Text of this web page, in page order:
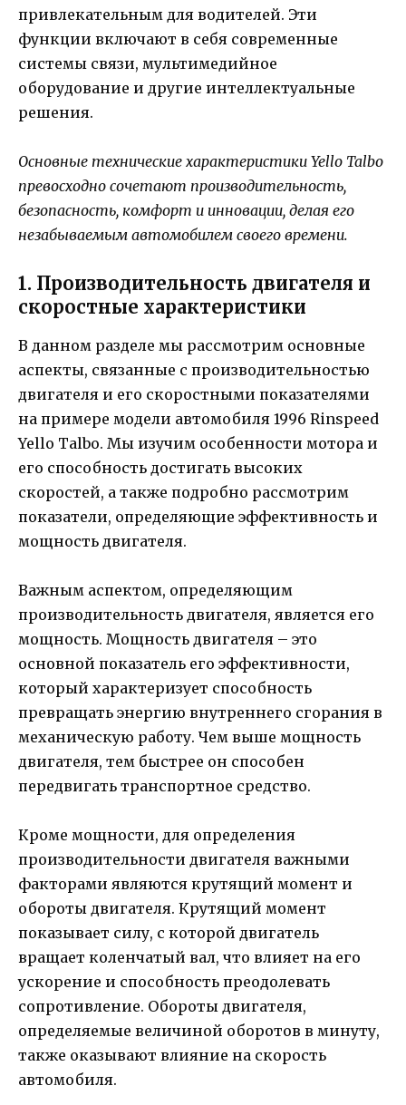
привлекательным для водителей. Эти
функции включают в себя современные
системы связи, мультимедийное
оборудование и другие интеллектуальные
решения.
Основные технические характеристики Yello Talbo
превосходно сочетают производительность,
безопасность, комфорт и инновации, делая его
незабываемым автомобилем своего времени.
1. Производительность двигателя и
скоростные характеристики
В данном разделе мы рассмотрим основные
аспекты, связанные с производительностью
двигателя и его скоростными показателями
на примере модели автомобиля 1996 Rinspeed
Yello Talbo. Мы изучим особенности мотора и
его способность достигать высоких
скоростей, а также подробно рассмотрим
показатели, определяющие эффективность и
мощность двигателя.
Важным аспектом, определяющим
производительность двигателя, является его
мощность. Мощность двигателя – это
основной показатель его эффективности,
который характеризует способность
превращать энергию внутреннего сгорания в
механическую работу. Чем выше мощность
двигателя, тем быстрее он способен
передвигать транспортное средство.
Кроме мощности, для определения
производительности двигателя важными
факторами являются крутящий момент и
обороты двигателя. Крутящий момент
показывает силу, с которой двигатель
вращает коленчатый вал, что влияет на его
ускорение и способность преодолевать
сопротивление. Обороты двигателя,
определяемые величиной оборотов в минуту,
также оказывают влияние на скорость
автомобиля.